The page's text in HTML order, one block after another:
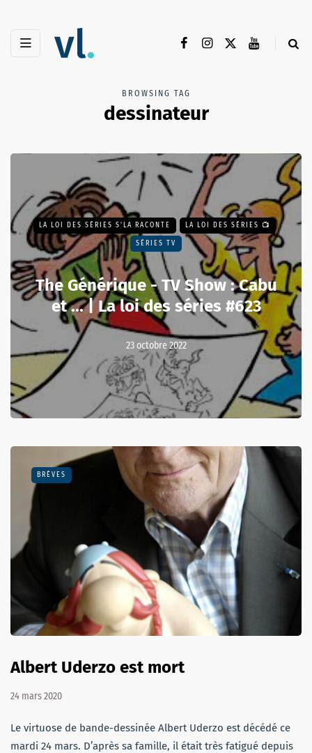
BROWSING TAG
dessinateur
LA LOI DES SÉRIES S'LA RACONTE LA LOI DES SÉRIES 📺
SÉRIES TV
The Générique - TV Show : Cabu
et ... | La loi des séries #623
23 octobre 2022
BRÈVES
Albert Uderzo est mort
24 mars 2020
Le virtuose de bande-dessinée Albert Uderzo est décédé ce
mardi 24 mars. D’après sa famille, il était très fatigué depuis